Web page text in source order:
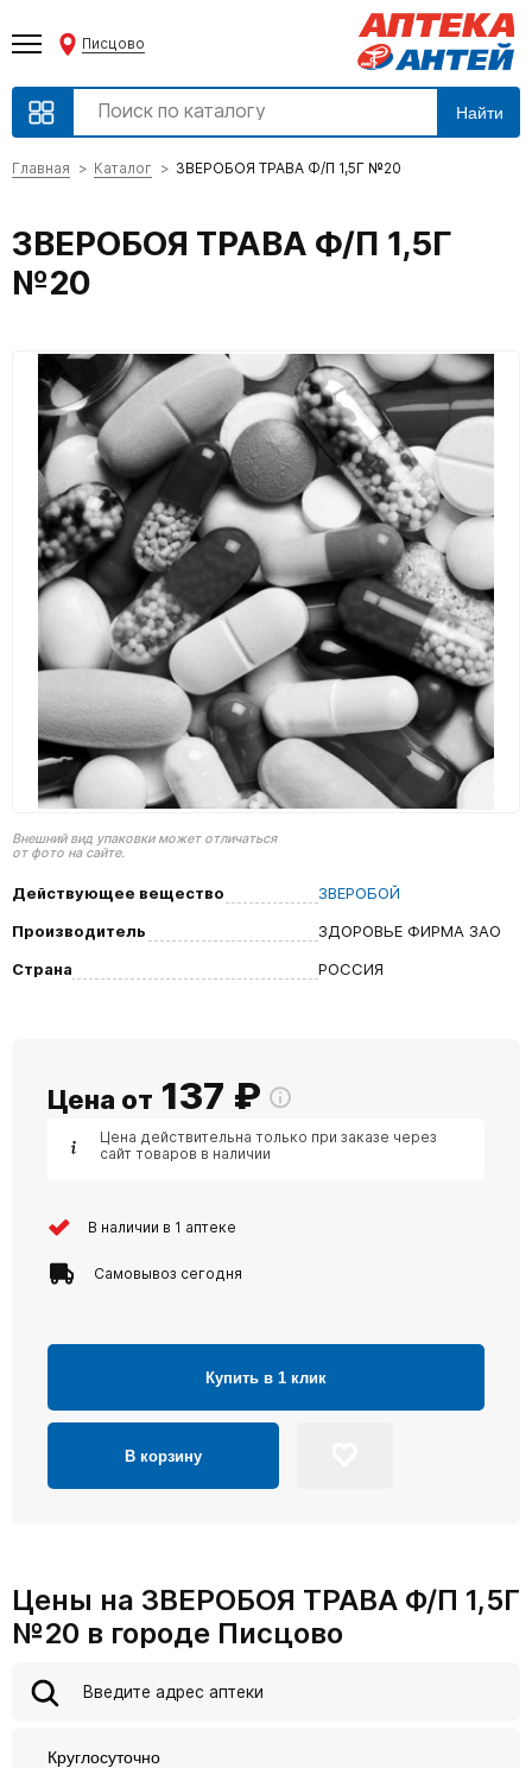
Писцово
Найти
Главная Каталог ЗВЕРОБОЯ ТРАВА Ф/П 1,5Г №20
ЗВЕРОБОЯ ТРАВА Ф/П 1,5Г
№20
Внешний вид упаковки может отличаться
от фото на сайте.
Действующее вещество
ЗВЕРОБОЙ
Производитель
ЗДОРОВЬЕ ФИРМА ЗАО
Страна
РОССИЯ
Цена от 137 ₽
Цена действительна только при заказе через
сайт товаров в наличии
В наличии в 1 аптеке
Самовывоз сегодня
Купить в 1 клик
В корзину
Цены на ЗВЕРОБОЯ ТРАВА Ф/П 1,5Г
№20 в городе Писцово
Круглосуточно